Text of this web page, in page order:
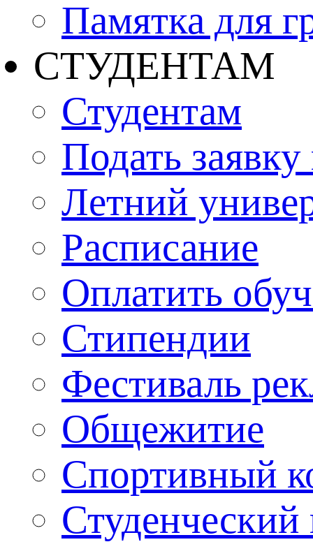
Памятка для
СТУДЕНТАМ
Студентам
Подать
Летний
Расписание
Оплатить
Стипендии
Фестиваль
Общежитие
Спортивный
Студенческий